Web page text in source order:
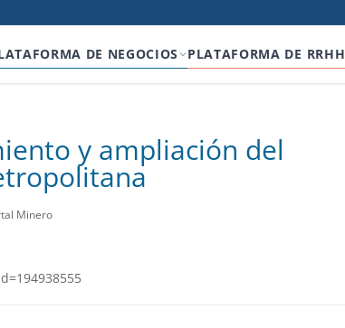
DE NEGOCIOS PLATAFORMA DE RRHH
y ampliación del
Minero